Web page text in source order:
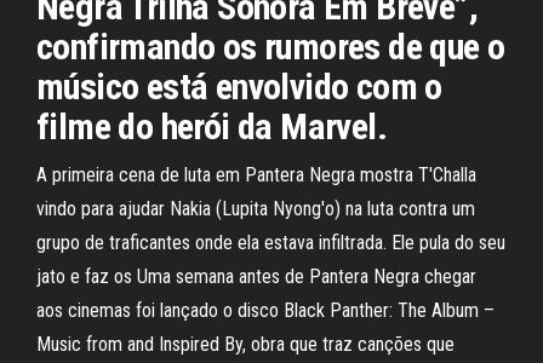
confirmando os rumores de que o
músico está envolvido com o
filme do herói da Marvel.
A primeira cena de luta em Pantera Negra mostra T'Challa
vindo para ajudar Nakia (Lupita Nyong'o) na luta contra um
grupo de traficantes onde ela estava infiltrada. Ele pula do seu
jato e faz os Uma semana antes de Pantera Negra chegar
aos cinemas foi lançado o disco Black Panther: The Album –
Music from and Inspired By, obra que traz canções que